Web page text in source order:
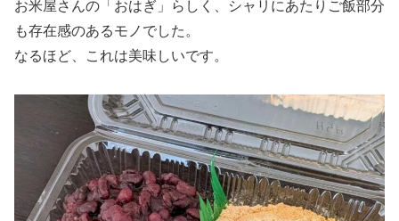
お米屋さんの「おはぎ」らしく、シャリにあたりご飯部分
も存在感のあるモノでした。
なるほど、これは美味しいです。